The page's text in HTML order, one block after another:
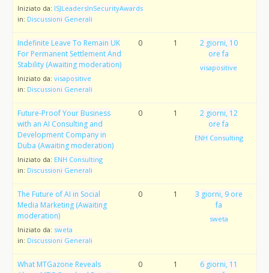
Iniziato da: ISJLeadersInSecurityAwards
in: Discussioni Generali
Indefinite Leave To Remain UK
For Permanent Settlement And
Stability (Awaiting moderation)
Iniziato da: visapositive
in: Discussioni Generali
0 1
2 giorni, 10
ore fa
visapositive
Future-Proof Your Business
with an AI Consulting and
Development Company in
Duba (Awaiting moderation)
Iniziato da: ENH Consulting
in: Discussioni Generali
0 1
2 giorni, 12
ore fa
ENH Consulting
The Future of AI in Social
Media Marketing (Awaiting
moderation)
Iniziato da: sweta
in: Discussioni Generali
0 1
3 giorni, 9 ore
fa
sweta
What MTGazone Reveals
0 1
6 giorni, 11